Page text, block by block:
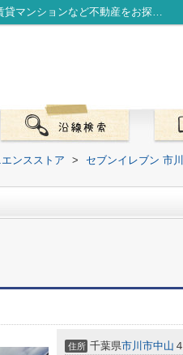
セブンイレブン 市川鬼越2丁目店周辺の物件一覧｜市川駅を中心に賃貸マンションなど不動産をお探しなら株式会社LibOneへ
ンスストア > セブンイレブン 市
住所 千葉県市川市中山